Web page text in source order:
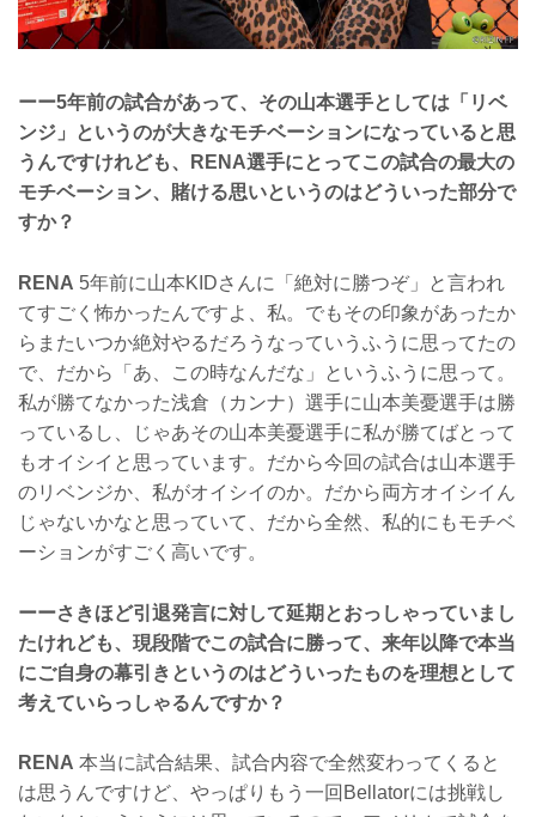
ーー5年前の試合があって、その山本選手としては「リベ
ンジ」というのが大きなモチベーションになっていると思
うんですけれども、RENA選手にとってこの試合の最大の
モチベーション、賭ける思いというのはどういった部分で
すか？
RENA 5年前に山本KIDさんに「絶対に勝つぞ」と言われ
てすごく怖かったんですよ、私。でもその印象があったか
らまたいつか絶対やるだろうなっていうふうに思ってたの
で、だから「あ、この時なんだな」というふうに思って。
私が勝てなかった浅倉（カンナ）選手に山本美憂選手は勝
っているし、じゃあその山本美憂選手に私が勝てばとって
もオイシイと思っています。だから今回の試合は山本選手
のリベンジか、私がオイシイのか。だから両方オイシイん
じゃないかなと思っていて、だから全然、私的にもモチベ
ーションがすごく高いです。
ーーさきほど引退発言に対して延期とおっしゃっていまし
たけれども、現段階でこの試合に勝って、来年以降で本当
にご自身の幕引きというのはどういったものを理想として
考えていらっしゃるんですか？
RENA 本当に試合結果、試合内容で全然変わってくると
は思うんですけど、やっぱりもう一回Bellatorには挑戦し